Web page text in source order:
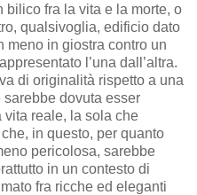
bilico fra la vita e la morte, o
qualsivoglia, edificio dato
meno in giostra contro un
l’una dall’altra.
di originalità rispetto a una
dovuta esser
vita reale, la sola che
in questo, per quanto
pericolosa, sarebbe
in un contesto di
fra ricche ed eleganti